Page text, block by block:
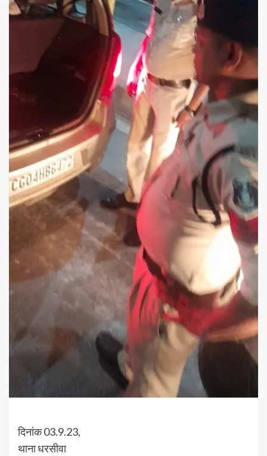
दिनांक 03.9.23,
थाना धरसीवा